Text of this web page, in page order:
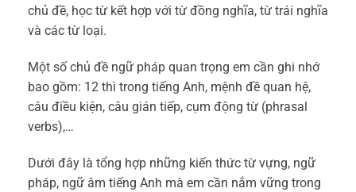
chủ đề, học từ kết hợp với từ đồng nghĩa, từ trái nghĩa
và các từ loại.
Một số chủ đề ngữ pháp quan trọng em cần ghi nhớ
bao gồm: 12 thì trong tiếng Anh, mệnh đề quan hệ,
câu điều kiện, câu gián tiếp, cụm động từ (phrasal
verbs),…
Dưới đây là tổng hợp những kiến thức từ vựng, ngữ
pháp, ngữ âm tiếng Anh mà em cần nắm vững trong